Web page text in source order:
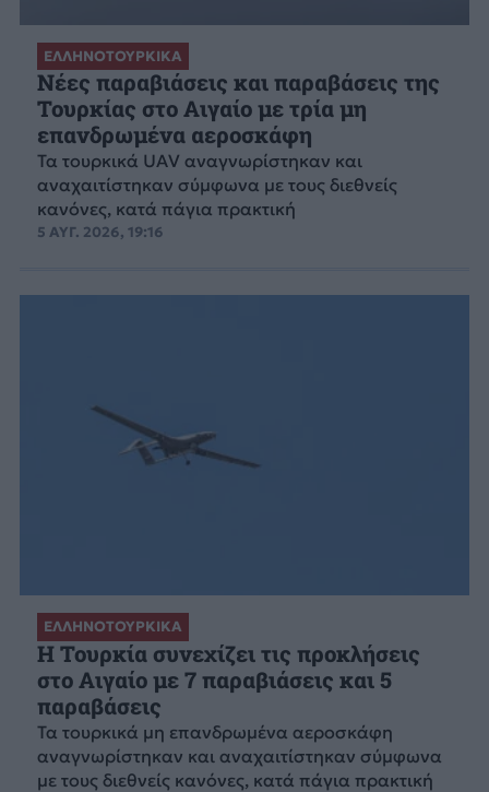
ΕΛΛΗΝΟΤΟΥΡΚΙΚΑ
Νέες παραβιάσεις και παραβάσεις της
Τουρκίας στο Αιγαίο με τρία μη
επανδρωμένα αεροσκάφη
Τα τουρκικά UAV αναγνωρίστηκαν και
αναχαιτίστηκαν σύμφωνα με τους διεθνείς
κανόνες, κατά πάγια πρακτική
5 ΑΥΓ. 2026, 19:16
ΕΛΛΗΝΟΤΟΥΡΚΙΚΑ
Η Τουρκία συνεχίζει τις προκλήσεις
στο Αιγαίο με 7 παραβιάσεις και 5
παραβάσεις
Τα τουρκικά μη επανδρωμένα αεροσκάφη
αναγνωρίστηκαν και αναχαιτίστηκαν σύμφωνα
με τους διεθνείς κανόνες, κατά πάγια πρακτική